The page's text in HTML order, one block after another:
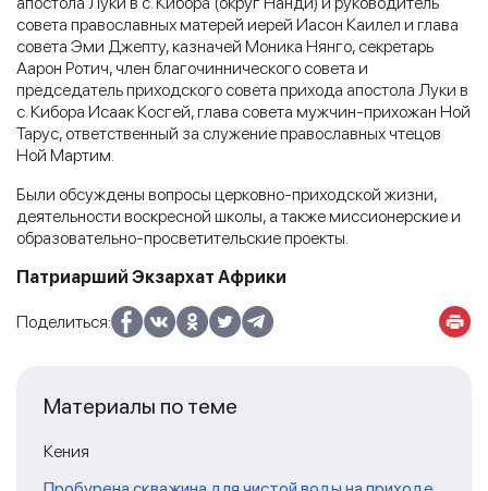
совета православных матерей иерей Иасон Каилел и глава
совета Эми Джепту, казначей Моника Нянго, секретарь
Аарон Ротич, член благочиннического совета и
председатель приходского совета прихода апостола Луки в
с. Кибора Исаак Косгей, глава совета мужчин-прихожан Ной
Тарус, ответственный за служение православных чтецов
Ной Мартим.
Были обсуждены вопросы церковно-приходской жизни,
деятельности воскресной школы, а также миссионерские и
образовательно-просветительские проекты.
Патриарший Экзархат Африки
Поделиться:
Материалы по теме
Кения